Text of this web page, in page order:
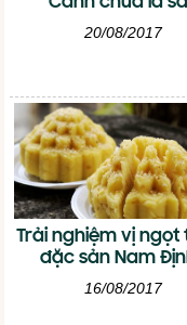
20/08/2017
Trải nghiệm vị ngọt
đặc sản Nam
16/08/2017